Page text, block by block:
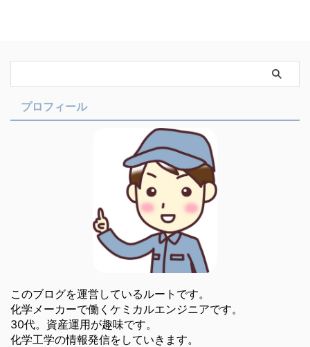
プロフィール
このブログを運営しているルートです。
化学メーカーで働くケミカルエンジニアです。
30代。資産運用が趣味です。
化学工学の情報発信をしていきます。